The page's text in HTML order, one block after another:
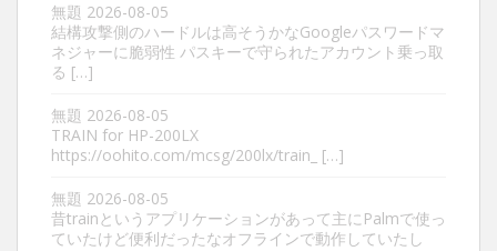
無題 2026-08-05
結構攻撃側のハードルは高そうかなGoogleパスワードマ
ネジャーに脆弱性 パスキーで守られたアカウント乗っ取
る […]
無題 2026-08-05
TRAIN for HP-200LX
https://oohito.com/mcsg/200lx/train_ […]
無題 2026-08-05
昔trainというアプリケーションがあって主にPalmで使っ
ていたけど便利だったなオフラインで動作していたし